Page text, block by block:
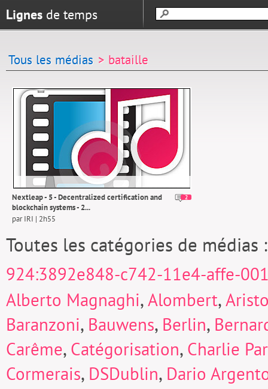
Lignes de temps
Tous les médias > bataille
2
Nextleap - 5 - Decentralized certification and
blockchain systems - 2...
par IRI | 2h55
Toutes les catégories de médias
924:3892e848-c742-11e4-affe-
Alberto Magnaghi,Alombert,
Baranzoni, Bauwens, Berlin,
Carême, Catégorisation, Charlie
Cormerais, DSDublin, Dario